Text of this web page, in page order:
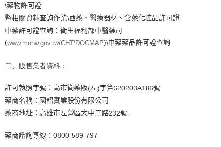
\藥物許可證
暨相關資料查詢作業\西藥、醫療器材、含藥化粧品許可證
中藥許可證查詢：衛生福利部中醫藥司
(www.mohw.gov.tw/CHT/DOCMAP)\中藥藥品許可證查詢
二、販售業者資料：
許可執照字號：高市衛藥販(左)字第620203A186號
藥商名稱：國韶實業股份有限公司
藥商地址：高雄市左營區大中二路232號
藥商諮詢專線： 0800-589-797